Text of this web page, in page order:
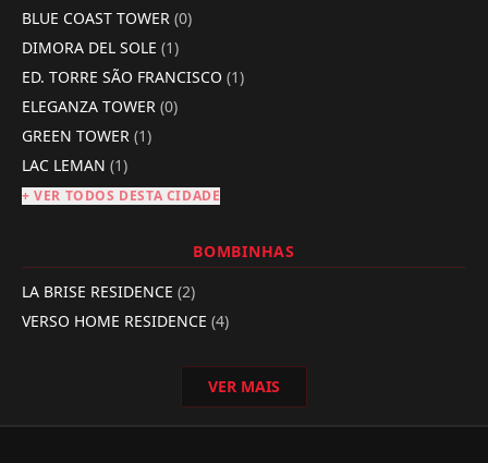
BLUE COAST TOWER (0)
DIMORA DEL SOLE (1)
ED. TORRE SÃO FRANCISCO (1)
ELEGANZA TOWER (0)
GREEN TOWER (1)
LAC LEMAN (1)
+ VER TODOS DESTA CIDADE
BOMBINHAS
LA BRISE RESIDENCE (2)
VERSO HOME RESIDENCE (4)
VER MAIS